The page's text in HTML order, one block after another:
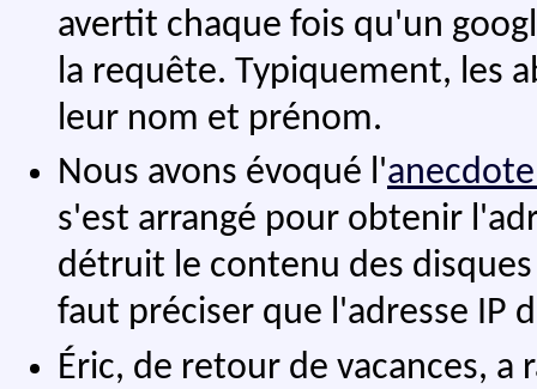
avertit chaque fois qu'un
la requête. Typiquement, les
leur nom et prénom.
Nous avons évoqué l'
s'est arrangé pour obtenir
détruit le contenu des
faut préciser que l'adresse IP
Éric, de retour de vacances,